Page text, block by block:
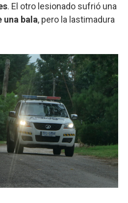
. El otro lesionado sufrió una
una bala, pero la lastimadura